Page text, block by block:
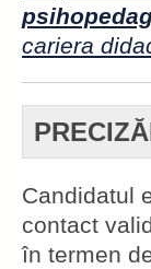
cariera
Candidatul
contact
în termen